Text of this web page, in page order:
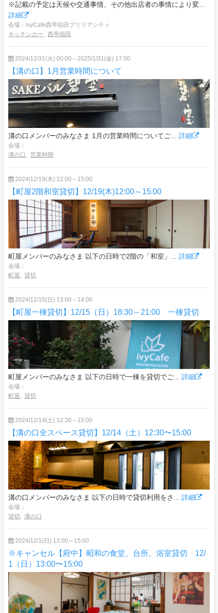
※記載の予定は天候や交通事情、その他出店者の事情により変...
詳細
会場：ivyCafe西早稲田ブリリアシティ
キッチンカー, 西早稲田
2024/12/31(火) 00:00～2025/1/31(金) 17:00
【溝の口】1月営業時間について
溝の口メンバーのみなさま 1月の営業時間についてご... 詳細
会場：
溝の口 , 営業時間
2024/12/19(木) 12:00～15:00
【町屋2階和室貸切】12/19(木)12:00～15:00
町屋メンバーのみなさま 以下の日時で2階の「和室」... 詳細
会場：
町屋, 貸切
2024/12/15(日) 13:00～14:00
【町屋一棟貸切】12/15（日）18:30～21:00 一棟貸切
町屋メンバーのみなさま 以下の日時で一棟を貸切でご... 詳細
会場：
町屋, 貸切
2024/12/14(土) 12:30～15:00
【溝の口全スペース貸切】12/14（土）12:30〜15:00
溝の口メンバーのみなさま 以下の日時で貸切利用をさ... 詳細
会場：
貸切 , 溝の口
2024/12/1(日) 13:00～15:00
※キャンセル【府中】昭和の食堂、台所、浴室貸切 12/
1（日）13:00〜15:00